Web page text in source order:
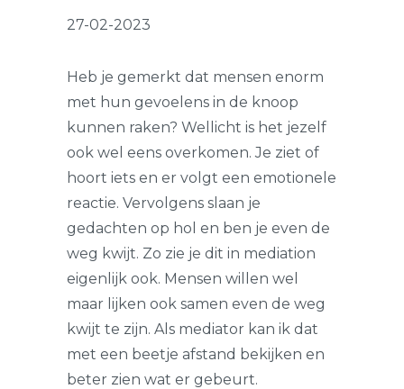
27-02-2023
Heb je gemerkt dat mensen enorm
met hun gevoelens in de knoop
kunnen raken? Wellicht is het jezelf
ook wel eens overkomen. Je ziet of
hoort iets en er volgt een emotionele
reactie. Vervolgens slaan je
gedachten op hol en ben je even de
weg kwijt. Zo zie je dit in mediation
eigenlijk ook. Mensen willen wel
maar lijken ook samen even de weg
kwijt te zijn. Als mediator kan ik dat
met een beetje afstand bekijken en
beter zien wat er gebeurt.